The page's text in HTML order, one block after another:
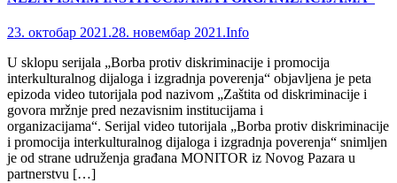
23. октобар 2021.28. новембар 2021.Info
U sklopu serijala „Borba protiv diskriminacije i promocija
interkulturalnog dijaloga i izgradnja poverenja“ objavljena je peta
epizoda video tutorijala pod nazivom „Zaštita od diskriminacije i
govora mržnje pred nezavisnim institucijama i
organizacijama“. Serijal video tutorijala „Borba protiv diskriminacije
i promocija interkulturalnog dijaloga i izgradnja poverenja“ snimljen
je od strane udruženja građana MONITOR iz Novog Pazara u
partnerstvu […]